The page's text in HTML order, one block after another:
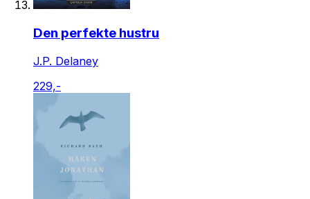
Den perfekte hustru
J.P. Delaney
229,-